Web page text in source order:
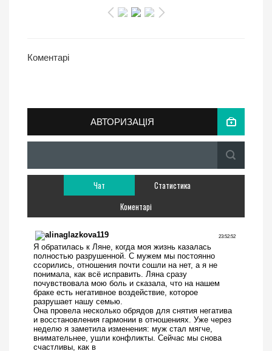
Коментарі
АВТОРИЗАЦІЯ
Чат
Статистика
Коментарі